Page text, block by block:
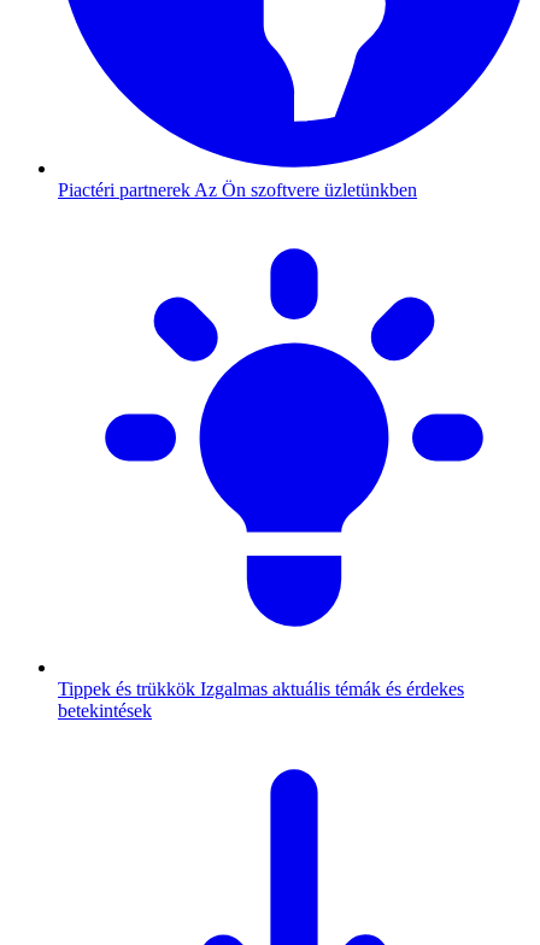
Piactéri partnerek Az Ön szoftvere üzletünkben
Tippek és trükkök Izgalmas aktuális témák és érdekes
betekintések